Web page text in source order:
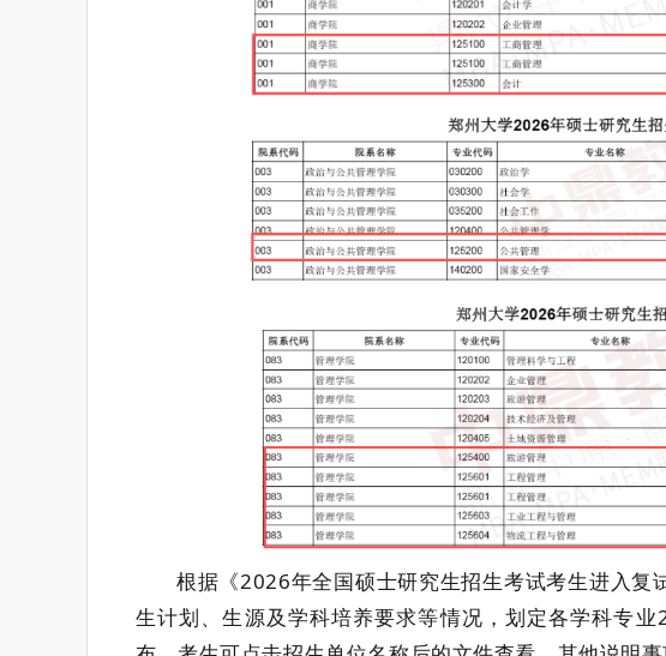
根据 《2026年全国硕士研究生招生考试考生进入复
生计划、生源及学科培养要求等情况，划定各学科专业